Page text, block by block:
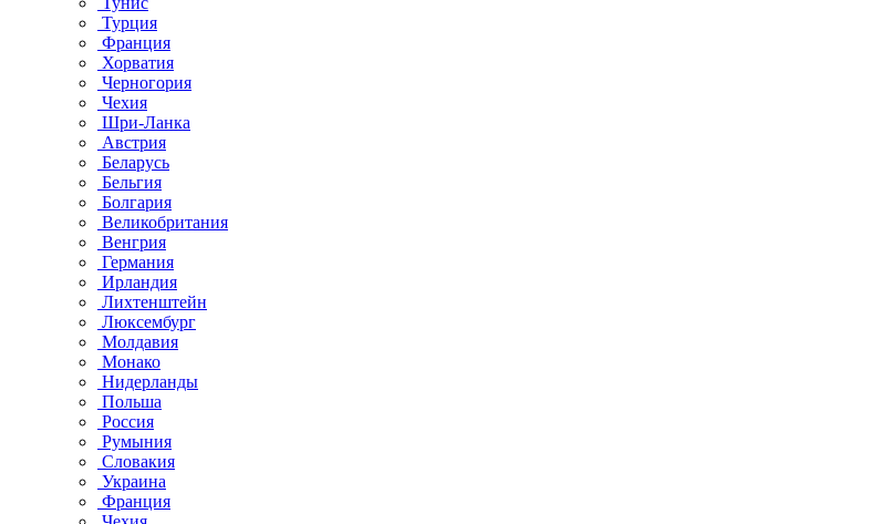
Турция
Франция
Хорватия
Черногория
Чехия
Шри-Ланка
Австрия
Беларусь
Бельгия
Болгария
Великобритания
Венгрия
Германия
Ирландия
Лихтенштейн
Люксембург
Молдавия
Монако
Нидерланды
Польша
Россия
Румыния
Словакия
Украина
Франция